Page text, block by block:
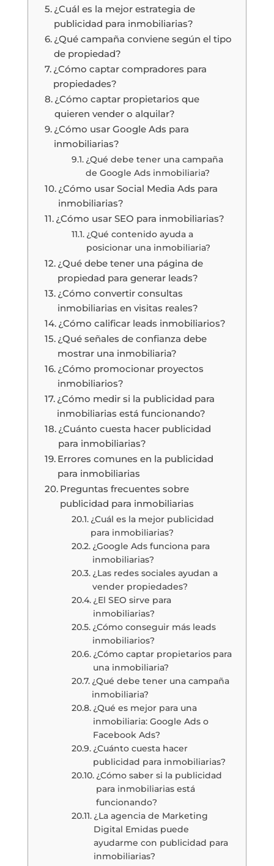
¿Cuál es la mejor estrategia de
publicidad para inmobiliarias?
¿Qué campaña conviene según el tipo
de propiedad?
¿Cómo captar compradores para
propiedades?
¿Cómo captar propietarios que
quieren vender o alquilar?
¿Cómo usar Google Ads para
inmobiliarias?
¿Qué debe tener una campaña
de Google Ads inmobiliaria?
¿Cómo usar Social Media Ads para
inmobiliarias?
¿Cómo usar SEO para inmobiliarias?
¿Qué contenido ayuda a
posicionar una inmobiliaria?
¿Qué debe tener una página de
propiedad para generar leads?
¿Cómo convertir consultas
inmobiliarias en visitas reales?
¿Cómo calificar leads inmobiliarios?
¿Qué señales de confianza debe
mostrar una inmobiliaria?
¿Cómo promocionar proyectos
inmobiliarios?
¿Cómo medir si la publicidad para
inmobiliarias está funcionando?
¿Cuánto cuesta hacer publicidad
para inmobiliarias?
Errores comunes en la publicidad
para inmobiliarias
Preguntas frecuentes sobre
publicidad para inmobiliarias
¿Cuál es la mejor publicidad
para inmobiliarias?
¿Google Ads funciona para
inmobiliarias?
¿Las redes sociales ayudan a
vender propiedades?
¿El SEO sirve para
inmobiliarias?
¿Cómo conseguir más leads
inmobiliarios?
¿Cómo captar propietarios para
una inmobiliaria?
¿Qué debe tener una campaña
inmobiliaria?
¿Qué es mejor para una
inmobiliaria: Google Ads o
Facebook Ads?
¿Cuánto cuesta hacer
publicidad para inmobiliarias?
¿Cómo saber si la publicidad
para inmobiliarias está
funcionando?
¿La agencia de Marketing
Digital Emidas puede
ayudarme con publicidad para
inmobiliarias?